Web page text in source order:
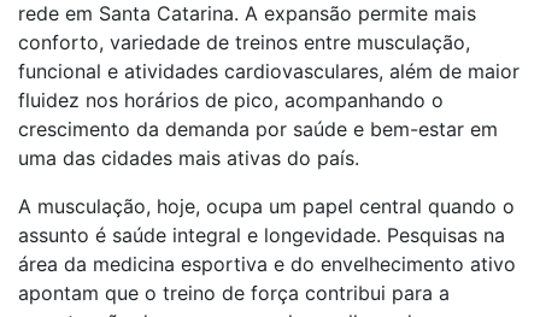
rede em Santa Catarina. A expansão permite mais
conforto, variedade de treinos entre musculação,
funcional e atividades cardiovasculares, além de maior
fluidez nos horários de pico, acompanhando o
crescimento da demanda por saúde e bem-estar em
uma das cidades mais ativas do país.
A musculação, hoje, ocupa um papel central quando o
assunto é saúde integral e longevidade. Pesquisas na
área da medicina esportiva e do envelhecimento ativo
apontam que o treino de força contribui para a